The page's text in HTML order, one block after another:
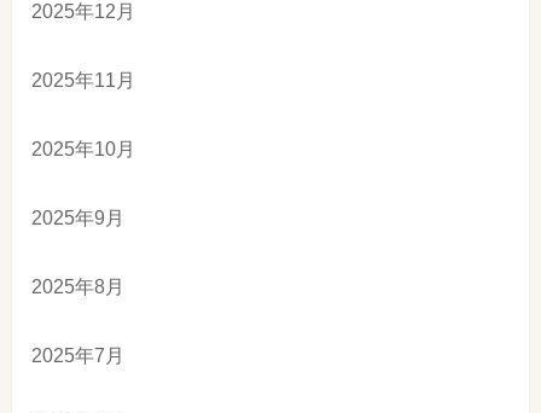
2025年12月
2025年11月
2025年10月
2025年9月
2025年8月
2025年7月